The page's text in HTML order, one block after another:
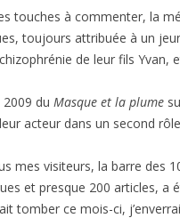
touches à commenter, la
toujours attribuée à un
de leur fils Yvan,
du Masque et la plume
acteur dans un second
mes visiteurs, la barre des
et presque 200 articles, a
tomber ce mois-ci,